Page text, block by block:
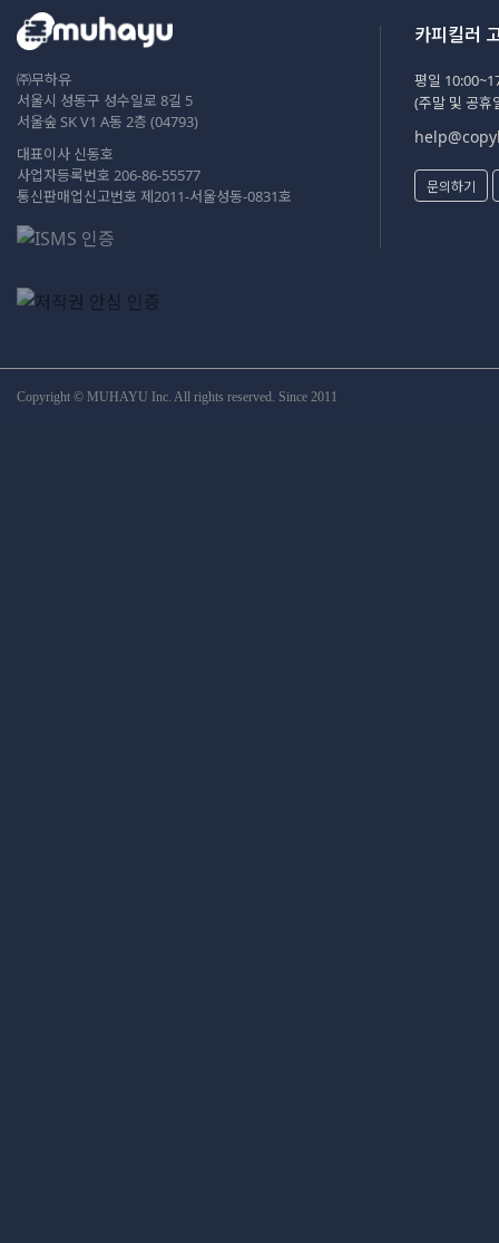
㈜무하유
서울시 성동구 성수일로 8길 5
서울숲 SK V1 A동 2층 (04793)
대표이사 신동호
사업자등록번호 206-86-55577
통신판매업신고번호 제2011-서울성동-0831호
카피킬러
평일
(주말 및 공휴
문의하기
Copyright © MUHAYU Inc. All rights reserved. Since 2011